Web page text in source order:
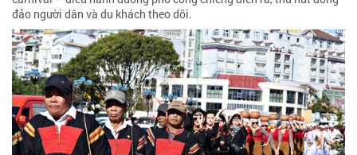
đảo người dân và du khách theo dõi.